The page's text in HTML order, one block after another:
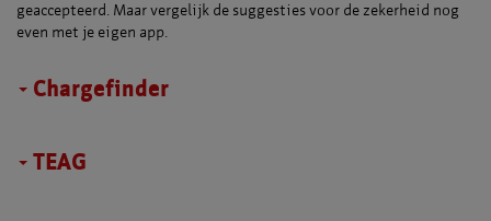
geaccepteerd. Maar vergelijk de suggesties voor de zekerheid nog
even met je eigen app.
Chargefinder
TEAG